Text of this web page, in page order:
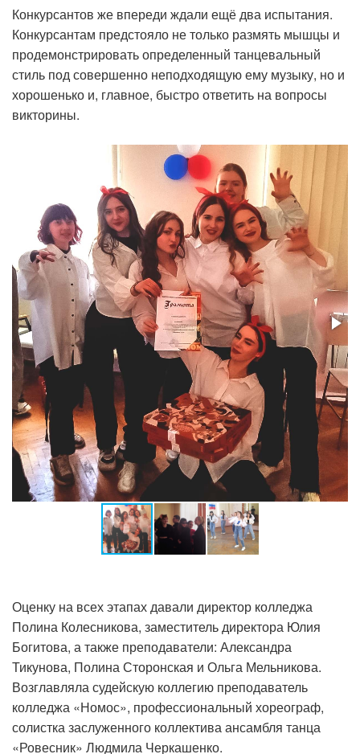
Конкурсантов же впереди ждали ещё два испытания.
Конкурсантам предстояло не только размять мышцы и
продемонстрировать определенный танцевальный
стиль под совершенно неподходящую ему музыку, но и
хорошенько и, главное, быстро ответить на вопросы
викторины.
Оценку на всех этапах давали директор колледжа
Полина Колесникова, заместитель директора Юлия
Богитова, а также преподаватели: Александра
Тикунова, Полина Сторонская и Ольга Мельникова.
Возглавляла судейскую коллегию преподаватель
колледжа «Номос», профессиональный хореограф,
солистка заслуженного коллектива ансамбля танца
«Ровесник» Людмила Черкашенко.